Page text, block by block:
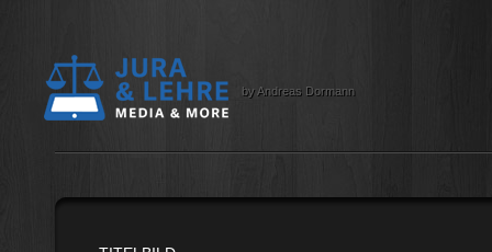
by Andreas Dormann